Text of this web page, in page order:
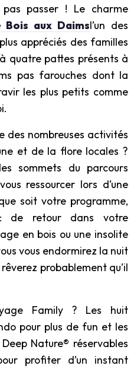
passer ! Le charme
Bois aux Daimsl’un des
appréciés des familles
quatre pattes présents à
pas farouches dont la
les plus petits comme
des nombreuses activités
et de la flore locales ?
sommets du parcours
ressourcer lors d’une
soit votre programme,
de retour dans votre
en bois ou une insolite
vous endormirez la nuit
probablement qu’il
Family ? Les huit
pour plus de fun et les
Nature® réservables
profiter d’un instant